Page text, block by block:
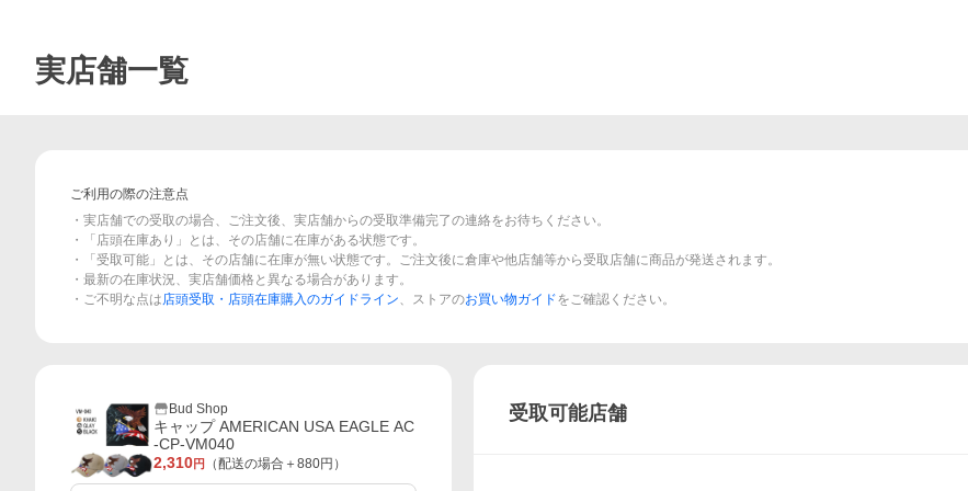
実店舗一覧
ご利用の際の注意点
・実店舗での受取の場合、ご注文後、実店舗からの受取準備完了の連絡をお待ちください。
・「店頭在庫あり」とは、その店舗に在庫がある状態です。
・「受取可能」とは、その店舗に在庫が無い状態です。ご注文後に倉庫や他店舗等から受取店舗に商品が発送されます。
・最新の在庫状況、実店舗価格と異なる場合があります。
・ご不明な点は店頭受取・店頭在庫購入のガイドライン、ストアのお買い物ガイドをご確認ください。
Bud Shop
キャップ AMERICAN USA EAGLE AC
-CP-VM040
2,310円 （配送の場合＋ 880円）
受取可能店舗